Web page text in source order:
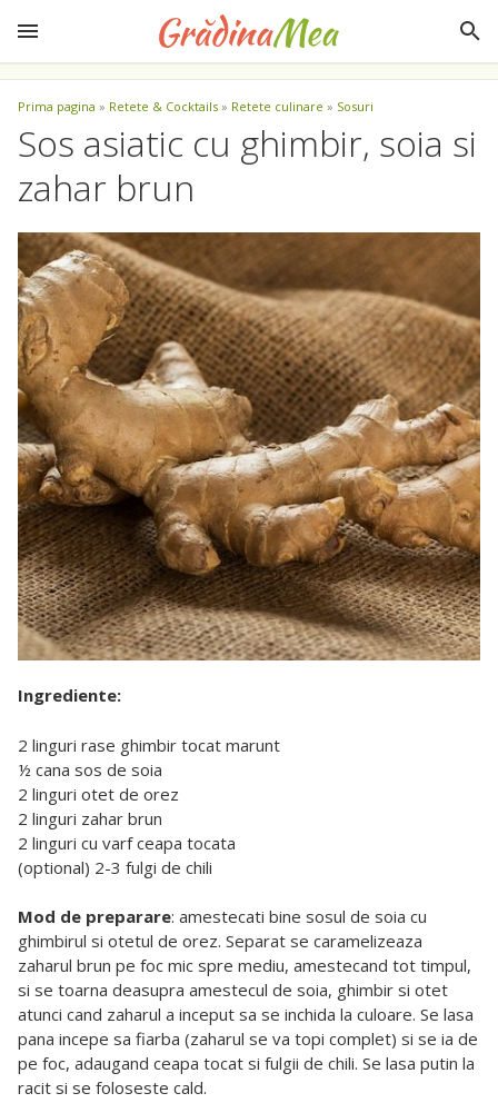
Prima pagina » Retete & Cocktails » Retete culinare » Sosuri
Sos asiatic cu ghimbir, soia si
zahar brun
Ingrediente:
2 linguri rase ghimbir tocat marunt
½ cana sos de soia
2 linguri otet de orez
2 linguri zahar brun
2 linguri cu varf ceapa tocata
(optional) 2-3 fulgi de chili
Mod de preparare: amestecati bine sosul de soia cu
ghimbirul si otetul de orez. Separat se caramelizeaza
zaharul brun pe foc mic spre mediu, amestecand tot timpul,
si se toarna deasupra amestecul de soia, ghimbir si otet
atunci cand zaharul a inceput sa se inchida la culoare. Se lasa
pana incepe sa fiarba (zaharul se va topi complet) si se ia de
pe foc, adaugand ceapa tocat si fulgii de chili. Se lasa putin la
racit si se foloseste cald.